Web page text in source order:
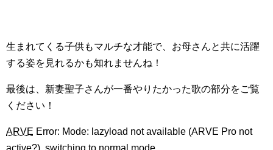
生まれてくる子供もマルチな才能で、お母さんと共に活躍
する姿を見れるかも知れませんね！
最後は、新妻聖子さんが一番やりたかった歌の部分をご覧
ください！
ARVE Error: Mode: lazyload not available (ARVE Pro not
active?), switching to normal mode